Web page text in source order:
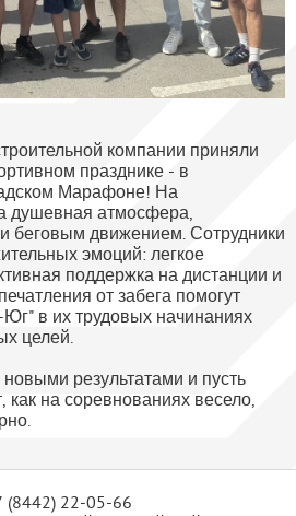
компании приняли
празднике - в
Марафоне! На
душевная атмосфера,
беговым движением. Сотрудники
эмоций: легкое
поддержка на дистанции и
от забега помогут
в их трудовых начинаниях
целей.
результатами и пусть
как на соревнованиях весело,
(8442) 22-05-66